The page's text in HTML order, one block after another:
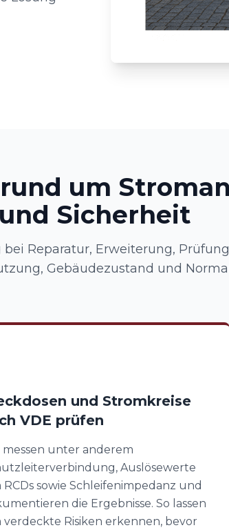
um
und Sicherheit
Reparatur, Erweiterung,
Gebäudezustand und
und Stromkreise
VDE prüfen
messen unter anderem
Auslösewerte
RCDs sowie Schleifenimpedanz und
die Ergebnisse. So lassen
verdeckte Risiken erkennen, bevor